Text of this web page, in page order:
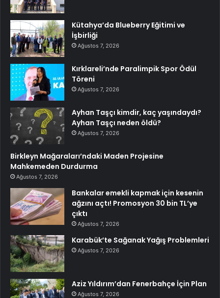
Kütahya’da Blueberry Eğitimi ve
İşbirliği
Ağustos 7, 2026
Kırklareli’nde Paralimpik Spor Ödül
Töreni
Ağustos 7, 2026
Ayhan Taşçı kimdir, kaç yaşındaydı?
Ayhan Taşçı neden öldü?
Ağustos 7, 2026
Birkleyn Mağaraları’ndaki Maden Projesine
Mahkemeden Durdurma
Ağustos 7, 2026
Bankalar emekli kapmak için kesenin
ağzını açtı! Promosyon 30 bin TL’ye
çıktı
Ağustos 7, 2026
Karabük’te Sağanak Yağış Problemleri
Ağustos 7, 2026
Aziz Yıldırım’dan Fenerbahçe İçin Plan
Ağustos 7, 2026